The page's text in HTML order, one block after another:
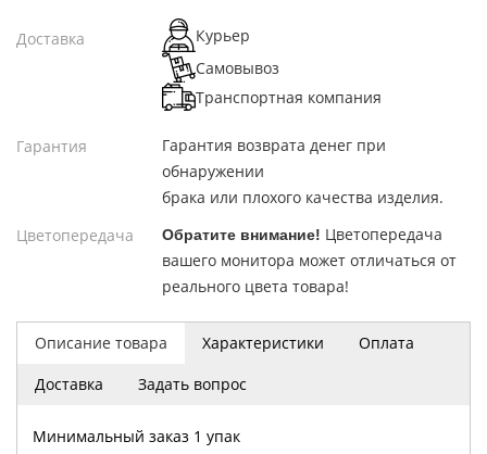
Описание товара Характеристики
Оплата
Доставка
Задать вопрос
Минимальный заказ 1 упак
Доставка
Курьер
Самовывоз
Транспортная компания
Гарантия
Гарантия возврата денег при
обнаружении
брака или плохого качества изделия.
Цветопередача
Обратите внимание! Цветопередача
вашего монитора может отличаться от
реального цвета товара!